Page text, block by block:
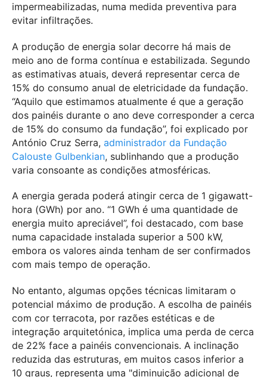
impermeabilizadas, numa medida preventiva para
evitar infiltrações.
A produção de energia solar decorre há mais de
meio ano de forma contínua e estabilizada. Segundo
as estimativas atuais, deverá representar cerca de
15% do consumo anual de eletricidade da fundação.
“Aquilo que estimamos atualmente é que a geração
dos painéis durante o ano deve corresponder a cerca
de 15% do consumo da fundação”, foi explicado por
António Cruz Serra, administrador da Fundação
Calouste Gulbenkian, sublinhando que a produção
varia consoante as condições atmosféricas.
A energia gerada poderá atingir cerca de 1 gigawatt-
hora (GWh) por ano. “1 GWh é uma quantidade de
energia muito apreciável”, foi destacado, com base
numa capacidade instalada superior a 500 kW,
embora os valores ainda tenham de ser confirmados
com mais tempo de operação.
No entanto, algumas opções técnicas limitaram o
potencial máximo de produção. A escolha de painéis
com cor terracota, por razões estéticas e de
integração arquitetónica, implica uma perda de cerca
de 22% face a painéis convencionais. A inclinação
reduzida das estruturas, em muitos casos inferior a
10 graus, representa uma "diminuição adicional de